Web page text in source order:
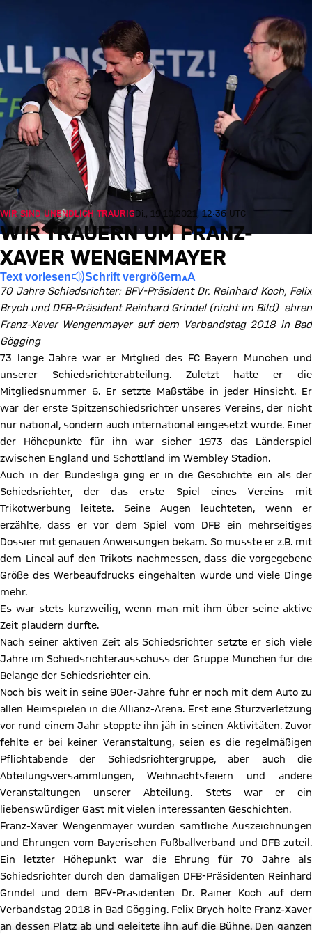
WIR SIND UNENDLICH TRAURIGDi., 19.10.2021, 12:36 UTC
WIR TRAUERN UM FRANZ-
XAVER WENGENMAYER
Text vorlesen Schrift vergrößern
70 Jahre Schiedsrichter: BFV-Präsident Dr. Reinhard Koch, Felix
Brych und DFB-Präsident Reinhard Grindel (nicht im Bild) ehren
Franz-Xaver Wengenmayer auf dem Verbandstag 2018 in Bad
Gögging
73 lange Jahre war er Mitglied des FC Bayern München und
unserer Schiedsrichterabteilung. Zuletzt hatte er die
Mitgliedsnummer 6. Er setzte Maßstäbe in jeder Hinsicht. Er
war der erste Spitzenschiedsrichter unseres Vereins, der nicht
nur national, sondern auch international eingesetzt wurde. Einer
der Höhepunkte für ihn war sicher 1973 das Länderspiel
zwischen England und Schottland im Wembley Stadion.
Auch in der Bundesliga ging er in die Geschichte ein als der
Schiedsrichter, der das erste Spiel eines Vereins mit
Trikotwerbung leitete. Seine Augen leuchteten, wenn er
erzählte, dass er vor dem Spiel vom DFB ein mehrseitiges
Dossier mit genauen Anweisungen bekam. So musste er z.B. mit
dem Lineal auf den Trikots nachmessen, dass die vorgegebene
Größe des Werbeaufdrucks eingehalten wurde und viele Dinge
mehr.
Es war stets kurzweilig, wenn man mit ihm über seine aktive
Zeit plaudern durfte.
Nach seiner aktiven Zeit als Schiedsrichter setzte er sich viele
Jahre im Schiedsrichterausschuss der Gruppe München für die
Belange der Schiedsrichter ein.
Noch bis weit in seine 90er-Jahre fuhr er noch mit dem Auto zu
allen Heimspielen in die Allianz-Arena. Erst eine Sturzverletzung
vor rund einem Jahr stoppte ihn jäh in seinen Aktivitäten. Zuvor
fehlte er bei keiner Veranstaltung, seien es die regelmäßigen
Pflichtabende der Schiedsrichtergruppe, aber auch die
Abteilungsversammlungen, Weihnachtsfeiern und andere
Veranstaltungen unserer Abteilung. Stets war er ein
liebenswürdiger Gast mit vielen interessanten Geschichten.
Franz-Xaver Wengenmayer wurden sämtliche Auszeichnungen
und Ehrungen vom Bayerischen Fußballverband und DFB zuteil.
Ein letzter Höhepunkt war die Ehrung für 70 Jahre als
Schiedsrichter durch den damaligen DFB-Präsidenten Reinhard
Grindel und dem BFV-Präsidenten Dr. Rainer Koch auf dem
Verbandstag 2018 in Bad Gögging. Felix Brych holte Franz-Xaver
an dessen Platz ab und geleitete ihn auf die Bühne. Den ganzen